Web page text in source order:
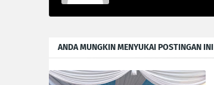
ANDA MUNGKIN MENYUKAI POSTINGAN INI